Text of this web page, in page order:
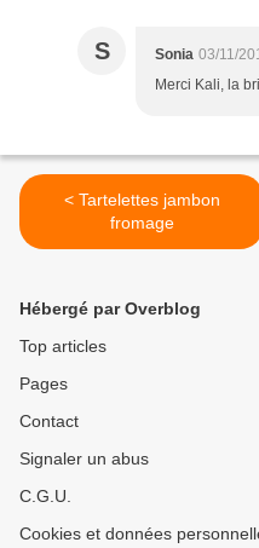
S Sonia 03/11/
Merci Kali, la
< Tartelettes jambon
fromage
Hébergé par Overblog
Top articles
Pages
Contact
Signaler un abus
C.G.U.
Cookies et données